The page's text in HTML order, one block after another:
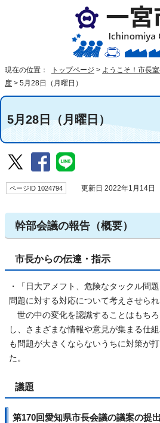
現在の位置： トップページ > ようこそ！市長
度 > 5月28日（月曜日）
5月28日（月曜日）
ページID 1024794 更新日 2022年1月14日
幹部会議の報告（概要）
市長からの伝達・指示
・「日大アメフト、危険なタックル問
問題に対する対応について考えさせられ
世の中の変化を認識することはもちろ
し、さまざまな情報や意見が集まる仕
も問題が大きくならないうちに対策が
た。
議題
第170回愛知県市長会議の議案の提